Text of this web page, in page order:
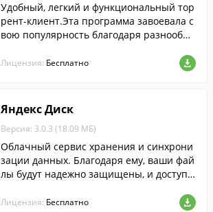
Удобный, легкий и функциональный тор
рент-клиент.Эта программа завоевала с
вою популярность благодаря разнообра
Лицензия: Бесплатно
Яндекс Диск
Версия: 3.0.3 (18.09 МБ)
Облачный сервис хранения и синхрони
зации данных. Благодаря ему, ваши фай
лы будут надежно защищены, и доступн
ного устройства.
Лицензия: Бесплатно